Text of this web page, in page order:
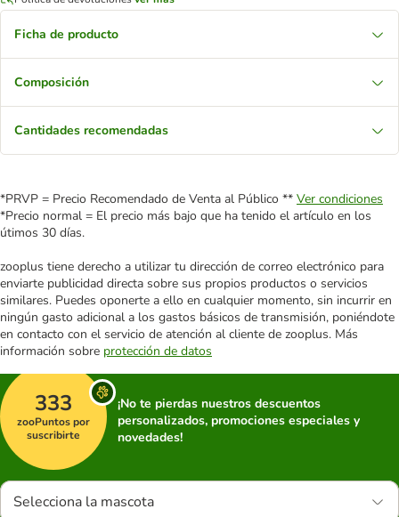
Ficha de producto
Composición
Cantidades recomendadas
*PRVP = Precio Recomendado de Venta al Público ** Ver condiciones
*Precio normal = El precio más bajo que ha tenido el artículo en los
útimos 30 días.
zooplus tiene derecho a utilizar tu dirección de correo electrónico para
enviarte publicidad directa sobre sus propios productos o servicios
similares. Puedes oponerte a ello en cualquier momento, sin incurrir en
ningún gasto adicional a los gastos básicos de transmisión, poniéndote
en contacto con el servicio de atención al cliente de zooplus. Más
información sobre protección de datos
333
zooPuntos por
suscribirte
¡No te pierdas nuestros descuentos
personalizados, promociones especiales y
novedades!
Selecciona la mascota